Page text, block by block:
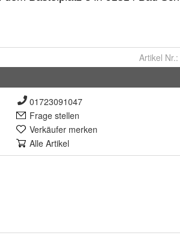
Artikel Nr.:
01723091047
Frage stellen
Verkäufer merken
Alle Artikel